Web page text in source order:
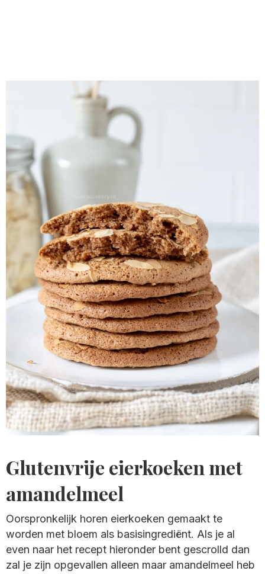
Glutenvrije eierkoeken met
amandelmeel
Oorspronkelijk horen eierkoeken gemaakt te
worden met bloem als basisingrediënt. Als je al
even naar het recept hieronder bent gescrolld dan
zal je zijn opgevallen alleen maar amandelmeel heb